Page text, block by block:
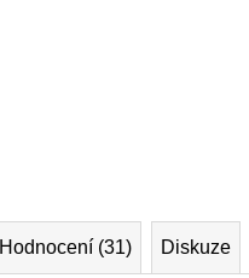
Hodnocení (31) Diskuze